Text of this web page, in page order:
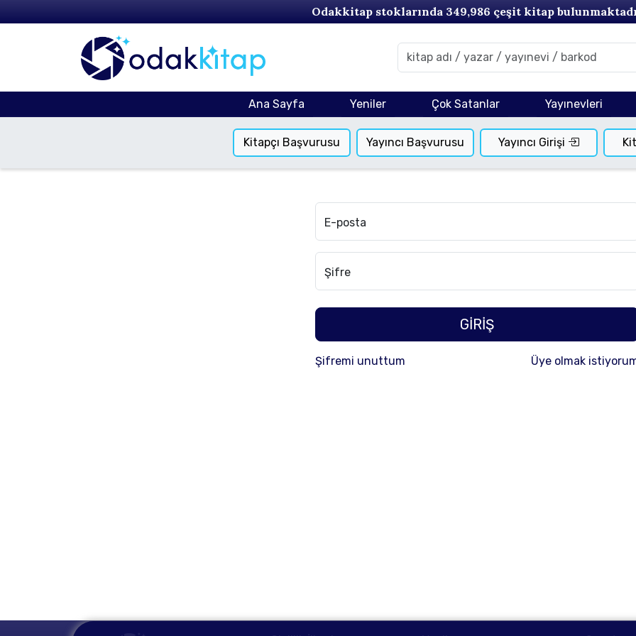
Odakkitap stoklarında 349,986 çeşit kitap
Ana Sayfa Yeniler Çok Satanlar Yayınevleri
Kitapçı Başvurusu Yayıncı Başvurusu Yayıncı Girişi
E-posta
Şifre
GİRİŞ
Şifremi unuttum Üye olmak